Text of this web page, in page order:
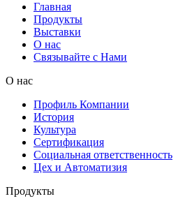
Главная
Продукты
Выставки
О нас
Связывайте с Нами
О нас
Профиль Компании
История
Культура
Сертификация
Социальная ответственность
Цех и Автоматизия
Продукты